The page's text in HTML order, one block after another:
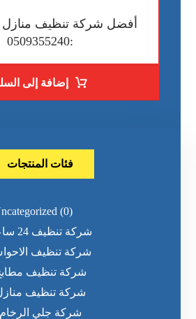
أفضل شركة تنظيف
:0509355240
إضافة إلى
فئات المنتجات
(0)
شركة تنظيف 24 ساعة
شركة تنظيف
شركة تنظيف
شركة تنظيف
شركة جلي الرخام